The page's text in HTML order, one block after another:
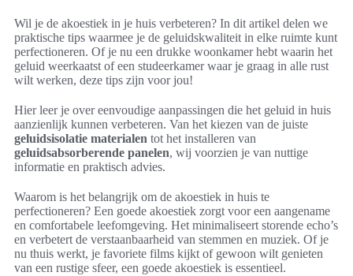
Wil je de akoestiek in je huis verbeteren? In dit artikel delen we
praktische tips waarmee je de geluidskwaliteit in elke ruimte kunt
perfectioneren. Of je nu een drukke woonkamer hebt waarin het
geluid weerkaatst of een studeerkamer waar je graag in alle rust
wilt werken, deze tips zijn voor jou!
Hier leer je over eenvoudige aanpassingen die het geluid in huis
aanzienlijk kunnen verbeteren. Van het kiezen van de juiste
geluidsisolatie materialen tot het installeren van
geluidsabsorberende panelen, wij voorzien je van nuttige
informatie en praktisch advies.
Waarom is het belangrijk om de akoestiek in huis te
perfectioneren? Een goede akoestiek zorgt voor een aangename
en comfortabele leefomgeving. Het minimaliseert storende echo’s
en verbetert de verstaanbaarheid van stemmen en muziek. Of je
nu thuis werkt, je favoriete films kijkt of gewoon wilt genieten
van een rustige sfeer, een goede akoestiek is essentieel.